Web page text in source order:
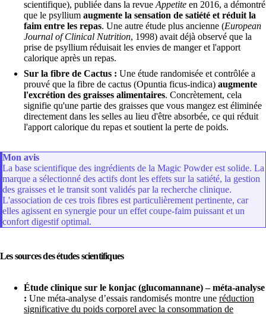
scientifique), publiée dans la revue Appetite en 2016, a démontré
que le psyllium augmente la sensation de satiété et réduit la
faim entre les repas. Une autre étude plus ancienne (European
Journal of Clinical Nutrition, 1998) avait déjà observé que la
prise de psyllium réduisait les envies de manger et l'apport
calorique après un repas.
Sur la fibre de Cactus : Une étude randomisée et contrôlée a
prouvé que la fibre de cactus (Opuntia ficus-indica) augmente
l'excrétion des graisses alimentaires. Concrètement, cela
signifie qu'une partie des graisses que vous mangez est éliminée
directement dans les selles au lieu d'être absorbée, ce qui réduit
l'apport calorique du repas et soutient la perte de poids.
Mon avis
La base scientifique des ingrédients de la Magic Powder est solide. La
marque a sélectionné des actifs dont les effets sur la satiété, la gestion
des graisses et le transit sont validés par la recherche clinique.
L'association de ces trois fibres est particulièrement pertinente, car
elles agissent en synergie pour un effet coupe-faim puissant et un
confort digestif optimal.
Les sources des études scientifiques
Étude clinique sur le konjac (glucomannane) – méta-analyse
: Une méta-analyse d’essais randomisés montre une réduction
significative du poids corporel avec la consommation de